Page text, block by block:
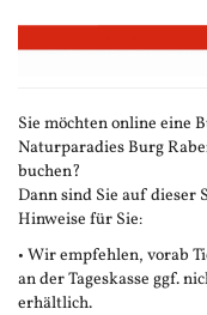
Zum
Haupt-
Sie möchten online eine
Naturparadies Burg
buchen?
Dann sind Sie auf dieser
Hinweise für Sie:
• Wir empfehlen, vorab
an der Tageskasse ggf.
erhältlich.